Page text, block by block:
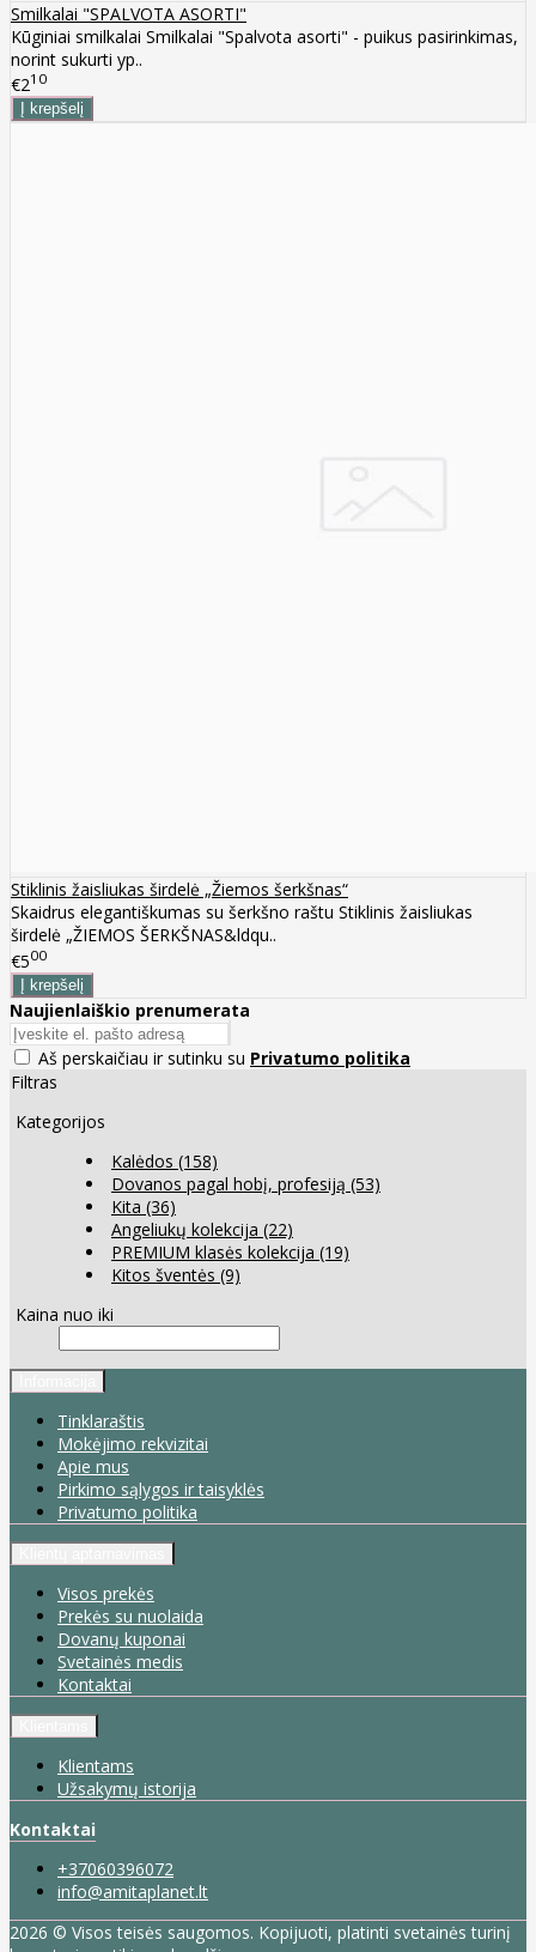
Smilkalai "SPALVOTA ASORTI"
Kūginiai smilkalai Smilkalai "Spalvota asorti" - puikus pasirinkimas,
norint sukurti yp..
€210
Stiklinis žaisliukas širdelė „Žiemos šerkšnas“
Skaidrus elegantiškumas su šerkšno raštu Stiklinis žaisliukas
širdelė „ŽIEMOS ŠERKŠNAS&ldqu..
€500
Naujienlaiškio prenumerata
Aš perskaičiau ir sutinku su Privatumo politika
Filtras
Kategorijos
Kalėdos (158)
Dovanos pagal hobį, profesiją (53)
Kita (36)
Angeliukų kolekcija (22)
PREMIUM klasės kolekcija (19)
Kitos šventės (9)
Kaina nuo iki
Tinklaraštis
Mokėjimo rekvizitai
Apie mus
Pirkimo sąlygos ir taisyklės
Privatumo politika
Visos prekės
Prekės su nuolaida
Dovanų kuponai
Svetainės medis
Kontaktai
Klientams
Užsakymų istorija
Kontaktai
+37060396072
info@amitaplanet.lt
2026 © Visos teisės saugomos. Kopijuoti, platinti svetainės turinį